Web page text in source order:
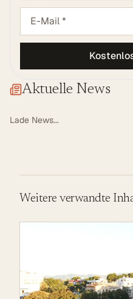
Aktuelle News
Lade News...
Weitere verwandte